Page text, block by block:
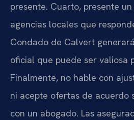
presente. Cuarto, presente
agencias locales que
Condado de Calvert
oficial que puede ser valiosa
Finalmente, no hable con
ni acepte ofertas de acuerdo
con un abogado. Las